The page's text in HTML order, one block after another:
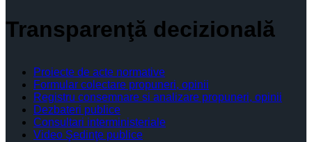
Transparenţă decizională
Proiecte de acte normative
Formular colectare propuneri, opinii
Registru consemnare si analizare propuneri, opinii
Dezbateri publice
Consultari interministeriale
Video Şedinţe publice